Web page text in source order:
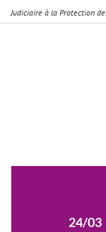
Judiciaire à la Protection
24/03